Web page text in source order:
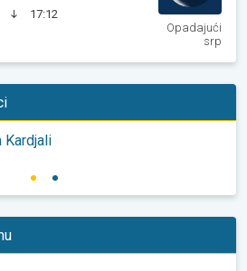
17:12
Opadajući
srp
Kardjali